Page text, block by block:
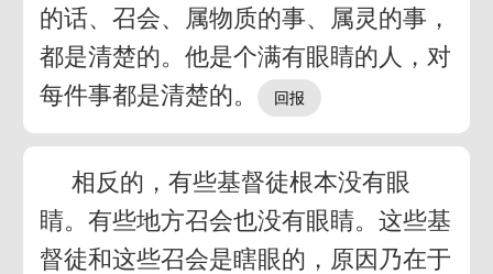
的话、召会、属物质的事、属灵的事，
都是清楚的。他是个满有眼睛的人，对
每件事都是清楚的。
相反的，有些基督徒根本没有眼
睛。有些地方召会也没有眼睛。这些基
督徒和这些召会是瞎眼的，原因乃在于